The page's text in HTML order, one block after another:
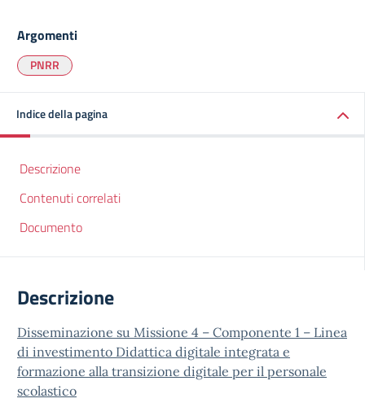
Argomenti
PNRR
Indice della pagina
Descrizione
Contenuti correlati
Documento
Descrizione
Disseminazione su Missione 4 – Componente 1 – Linea
di investimento Didattica digitale integrata e
formazione alla transizione digitale per il personale
scolastico